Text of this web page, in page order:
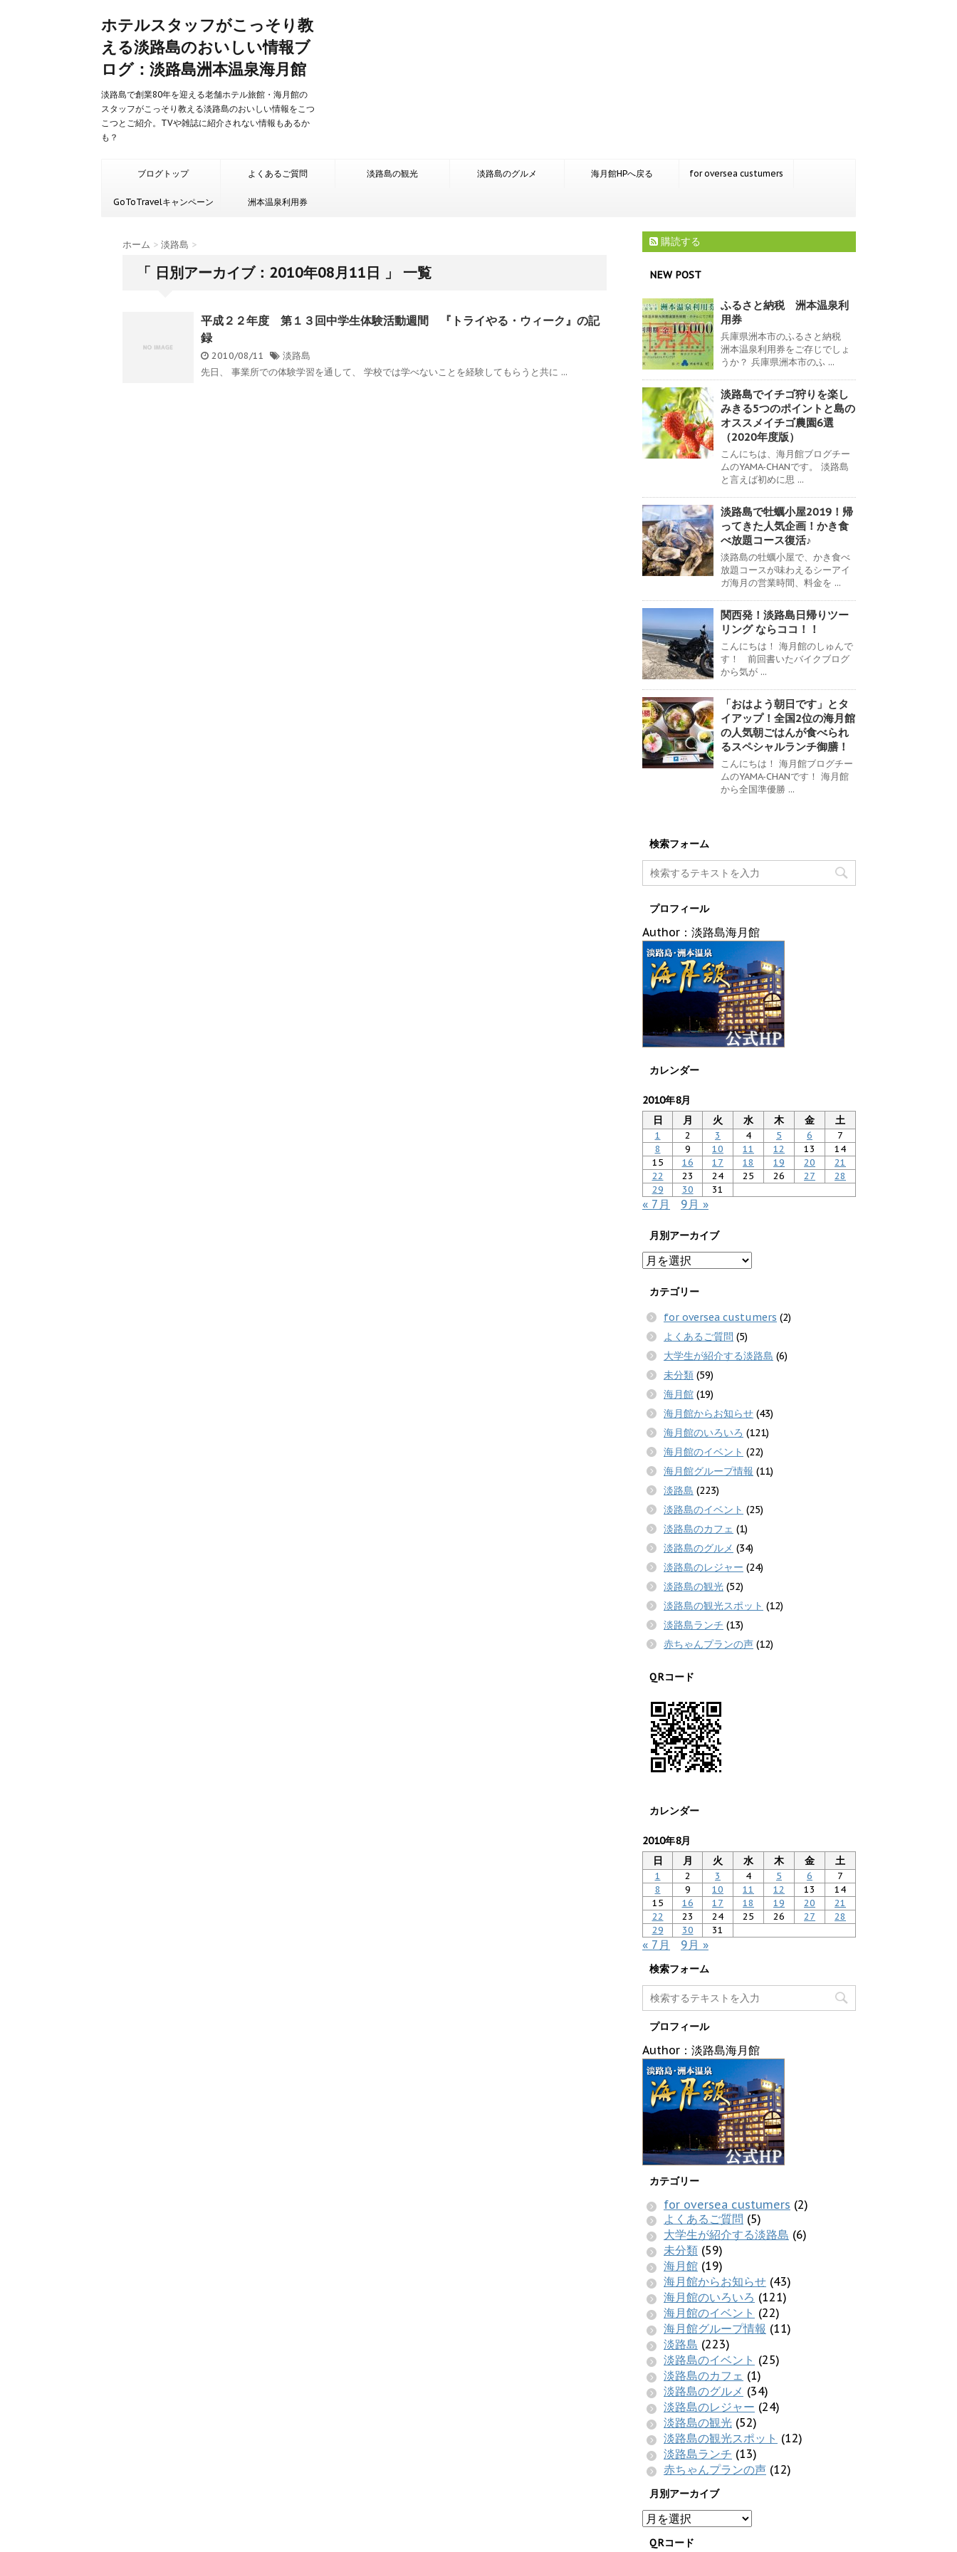
ホテルスタッフがこっそり教
える淡路島のおいしい情報ブ
ログ：淡路島洲本温泉海月館
淡路島で創業80年を迎える老舗ホテル旅館・海月館の
スタッフがこっそり教える淡路島のおいしい情報をこつ
こつとご紹介。TVや雑誌に紹介されない情報もあるか
も？
ブログトップ よくあるご質問 淡路島の観光 淡路島のグルメ 海月館HPへ戻る for oversea custumers
GoToTravelキャンペーン 洲本温泉利用券
ホーム > 淡路島 >
「 日別アーカイブ：2010年08月11日 」 一覧
平成２２年度 第１３回中学生体験活動週間 『トライやる・ウィーク』の記
録
2010/08/11
淡路島
先日、 事業所での体験学習を通して、 学校では学べないことを経験してもらうと共に ...
購読する
NEW POST
ふるさと納税 洲本温泉利
用券
兵庫県洲本市のふるさと納税
洲本温泉利用券をご存じでしょ
うか？ 兵庫県洲本市のふ ...
淡路島でイチゴ狩りを楽し
みきる5つのポイントと島の
オススメイチゴ農園6選
（2020年度版）
こんにちは、海月館ブログチー
ムのYAMA-CHANです。 淡路島
と言えば初めに思 ...
淡路島で牡蠣小屋2019！帰
ってきた人気企画！かき食
べ放題コース復活♪
淡路島の牡蠣小屋で、かき食べ
放題コースが味わえるシーアイ
ガ海月の営業時間、料金を ...
関西発！淡路島日帰りツー
リング ならココ！！
こんにちは！ 海月館のしゅんで
す！ 前回書いたバイクブログ
から気が ...
「おはよう朝日です」とタ
イアップ！全国2位の海月館
の人気朝ごはんが食べられ
るスペシャルランチ御膳！
こんにちは！ 海月館ブログチー
ムのYAMA-CHANです！ 海月館
から全国準優勝 ...
検索フォーム
プロフィール
Author：淡路島海月館
カレンダー
2010年8月
日
月 火 水 木 金 土
1 2 3 4 5 6
7
8
9 10 11 12 13
14
15
16 17 18 19 20
21
22
23 24 25 26 27
28
29
30 31
« 7月 9月 »
月別アーカイブ
カテゴリー
for oversea custumers (2)
よくあるご質問 (5)
大学生が紹介する淡路島 (6)
未分類 (59)
海月館 (19)
海月館からお知らせ (43)
海月館のいろいろ (121)
海月館のイベント (22)
海月館グループ情報 (11)
淡路島 (223)
淡路島のイベント (25)
淡路島のカフェ (1)
淡路島のグルメ (34)
淡路島のレジャー (24)
淡路島の観光 (52)
淡路島の観光スポット (12)
淡路島ランチ (13)
赤ちゃんプランの声 (12)
QRコード
カレンダー
2010年8月
日
月 火 水 木 金 土
1 2 3 4 5 6
7
8
9 10 11 12 13
14
15
16 17 18 19 20
21
22
23 24 25 26 27
28
29
30 31
« 7月 9月 »
検索フォーム
プロフィール
Author：淡路島海月館
カテゴリー
for oversea custumers (2)
よくあるご質問 (5)
大学生が紹介する淡路島 (6)
未分類 (59)
海月館 (19)
海月館からお知らせ (43)
海月館のいろいろ (121)
海月館のイベント (22)
海月館グループ情報 (11)
淡路島 (223)
淡路島のイベント (25)
淡路島のカフェ (1)
淡路島のグルメ (34)
淡路島のレジャー (24)
淡路島の観光 (52)
淡路島の観光スポット (12)
淡路島ランチ (13)
赤ちゃんプランの声 (12)
月別アーカイブ
QRコード